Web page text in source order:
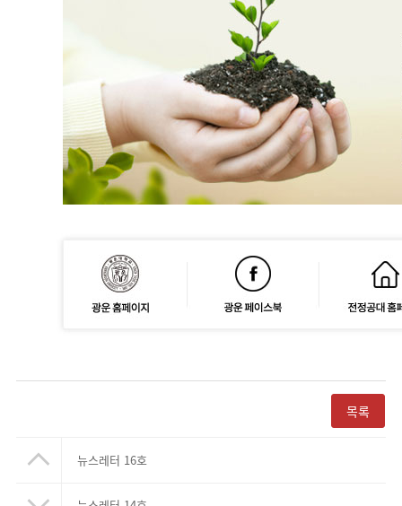
목록
뉴스레터 16호